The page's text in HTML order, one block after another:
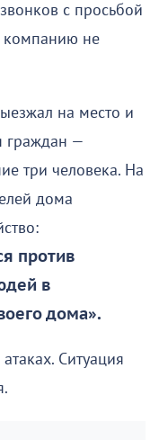
с просьбой
компанию не
на место и
граждан —
три человека. На
дома
против
в
дома».
Ситуация